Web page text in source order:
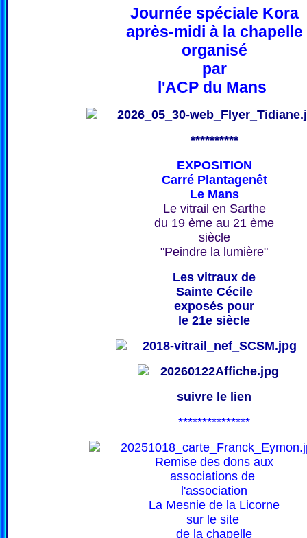
Journée spéciale Kora
après-midi à la chapelle
organisé
par
l'ACP du Mans
**********
EXPOSITION
Carré Plantagenêt
Le Mans
Le vitrail en Sarthe
du 19 ème au 21 ème
siècle
"Peindre la lumière"
Les vitraux de
Sainte Cécile
exposés pour
le 21e siècle
suivre le lien
***************
Remise des dons aux
associations de
l'association
La Mesnie de la Licorne
sur le site
de la chapelle